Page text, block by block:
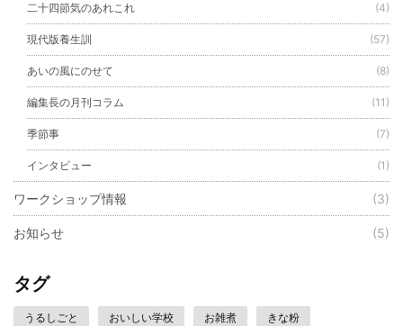
二十四節気のあれこれ (4)
現代版養生訓 (57)
あいの風にのせて (8)
編集長の月刊コラム (11)
季節事 (7)
インタビュー (1)
ワークショップ情報 (3)
お知らせ (5)
タグ
うるしごと おいしい学校 お雑煮 きな粉